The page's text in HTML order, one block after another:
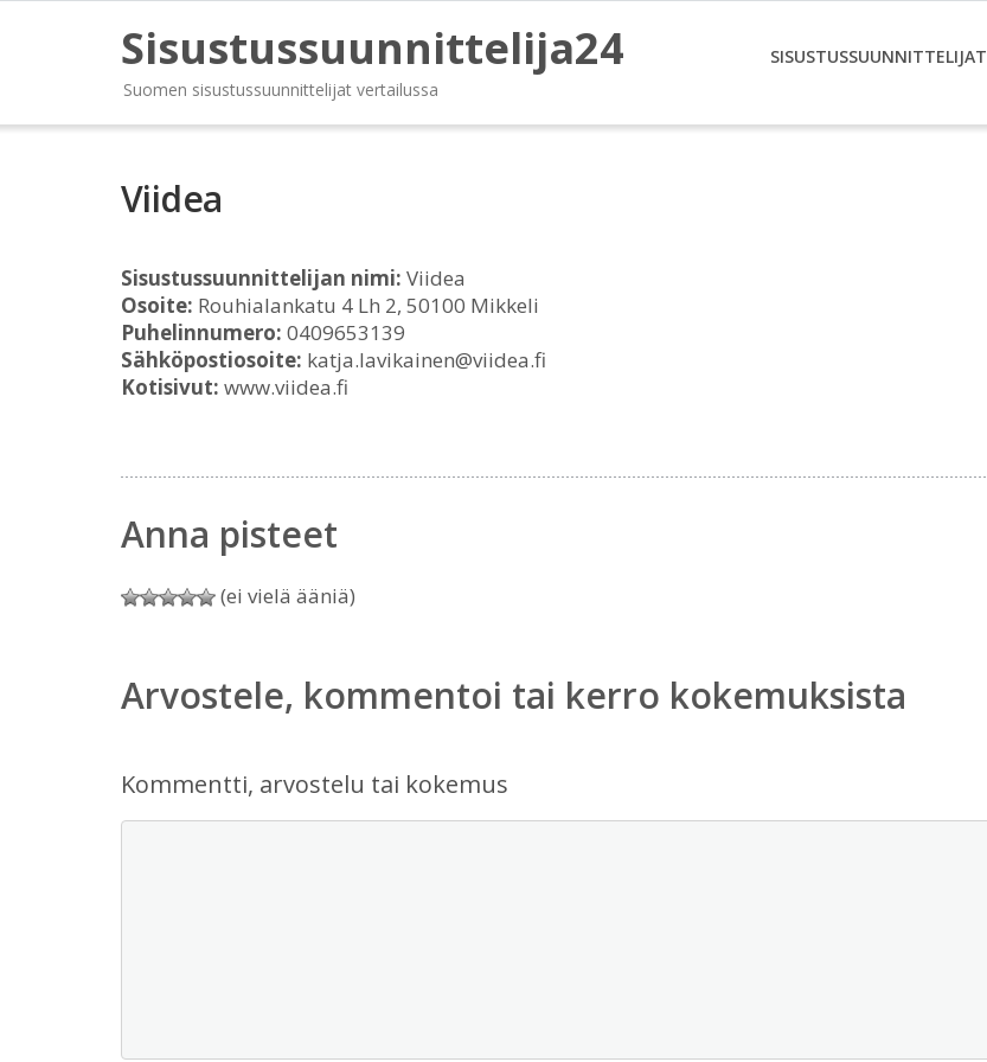
Sisustussuunnittelija24
Suomen sisustussuunnittelijat vertailussa
SISUSTUSSUUNNITTELIJAT
Viidea
Sisustussuunnittelijan nimi: Viidea
Osoite: Rouhialankatu 4 Lh 2, 50100 Mikkeli
Puhelinnumero: 0409653139
Sähköpostiosoite: katja.lavikainen@viidea.fi
Kotisivut: www.viidea.fi
Anna pisteet
(ei vielä ääniä)
Arvostele, kommentoi tai kerro kokemuksista
Kommentti, arvostelu tai kokemus